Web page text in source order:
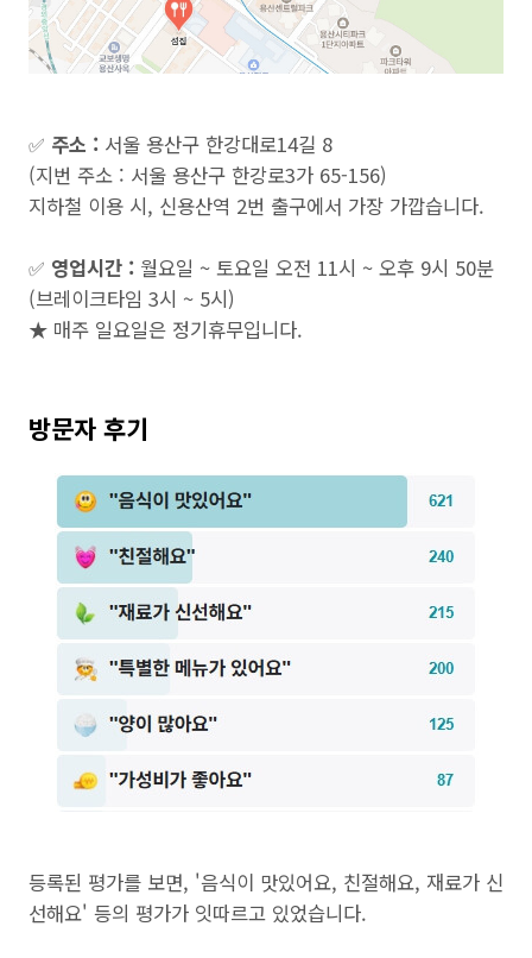
✅ 주소 : 서울 용산구 한강대로14길 8
(지번 주소 : 서울 용산구 한강로3가 65-156)
지하철 이용 시, 신용산역 2번 출구에서 가장 가깝습니다.
✅ 영업시간 : 월요일 ~ 토요일 오전 11시 ~ 오후 9시 50분
(브레이크타임 3시 ~ 5시)
★ 매주 일요일은 정기휴무입니다.
방문자 후기
등록된 평가를 보면, '음식이 맛있어요, 친절해요, 재료가 신
선해요' 등의 평가가 잇따르고 있었습니다.